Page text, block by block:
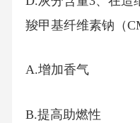
羧甲基纤维素钠（
A.增加香气
B.提高助燃性